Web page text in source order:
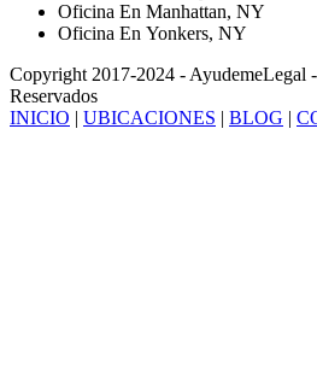
Oficina En Manhattan, NY
Oficina En Yonkers, NY
Copyright 2017-2024 - AyudemeLegal
Reservados
INICIO | UBICACIONES | BLOG |